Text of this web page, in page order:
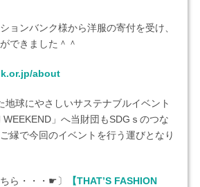
ョンバンク様から洋服の寄付を受け、
できました＾＾
about
地球にやさしいサステナブルイベント
WEEKEND」へ当財団もSDGｓのつな
縁で今回のイベントを行う運びとなり
ら・・・☛〕
【THAT’S FASHION